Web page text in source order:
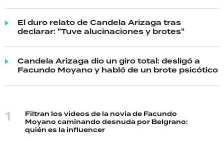
El duro relato de Candela Arizaga tras
declarar: "Tuve alucinaciones y brotes"
Candela Arizaga dio un giro total: desligó a
Facundo Moyano y habló de un brote psicótico
Filtran los videos de la novia de Facundo
Moyano caminando desnuda por Belgrano:
quién es la influencer